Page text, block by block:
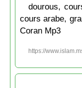
dourous,
cours arabe,
Coran Mp3
https://